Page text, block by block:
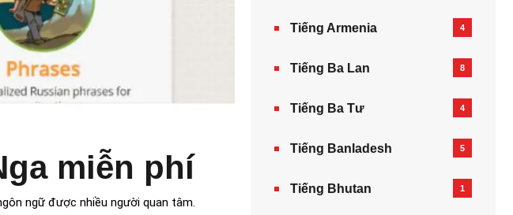
miễn phí
ngữ được nhiều người quan tâm.
Tiếng Armenia‎ 4
Tiếng Ba Lan 8
Tiếng Ba Tư 4
Tiếng Banladesh 5
Tiếng Bhutan 1